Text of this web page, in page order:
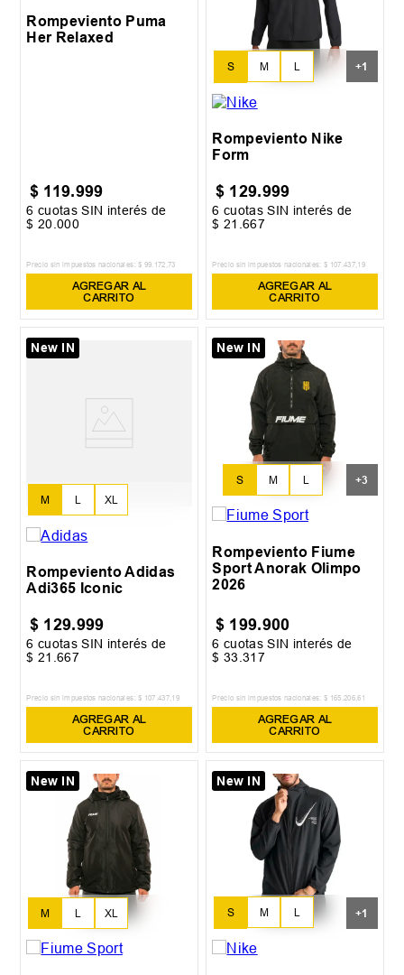
Rompeviento Puma
Her Relaxed
$ 119.999
6 cuotas SIN interés de
$ 20.000
Precio sin impuestos nacionales: $ 99. 172 ,73
AGREGAR AL
CARRITO
S M L
XL
+1
Rompeviento Nike
Form
$ 129.999
6 cuotas SIN interés de
$ 21 .667
Precio sin impuestos nacionales: $ 107 .437,19
AGREGAR AL
CARRITO
New IN
M L XL
Rompeviento Adidas
Adi365 Iconic
$ 129.999
6 cuotas SIN interés de
$ 21 .667
Precio sin impuestos nacionales: $ 107 .437,19
AGREGAR AL
CARRITO
New IN
S M L +3
Rompeviento Fiume
Sport Anorak Olimpo
2026
$ 199.900
6 cuotas SIN interés de
$ 33.317
Precio sin impuestos nacionales: $ 165 .206,61
AGREGAR AL
CARRITO
New IN
M L XL
New IN
S M L
XL
+1